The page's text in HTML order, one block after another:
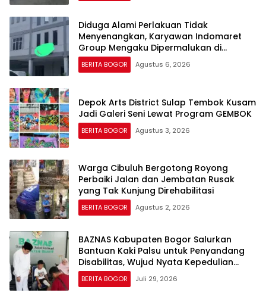
Diduga Alami Perlakuan Tidak
Menyenangkan, Karyawan Indomaret
Group Mengaku Dipermalukan di
Hadapan Rekan Kerja
BERITA BOGOR Agustus 6, 2026
Depok Arts District Sulap Tembok Kusam
Jadi Galeri Seni Lewat Program GEMBOK
BERITA BOGOR Agustus 3, 2026
Warga Cibuluh Bergotong Royong
Perbaiki Jalan dan Jembatan Rusak
yang Tak Kunjung Direhabilitasi
BERITA BOGOR Agustus 2, 2026
BAZNAS Kabupaten Bogor Salurkan
Bantuan Kaki Palsu untuk Penyandang
Disabilitas, Wujud Nyata Kepedulian
dalam Program “Bogor Peduli”
BERITA BOGOR Juli 29, 2026